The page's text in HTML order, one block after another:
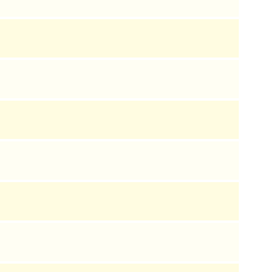
出産を希望される方へ
ィール